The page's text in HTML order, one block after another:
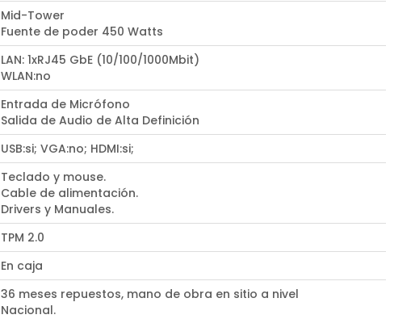
Mid-Tower
Fuente de poder 450 Watts
LAN: 1xRJ45 GbE (10/100/1000Mbit)
WLAN:no
Entrada de Micrófono
Salida de Audio de Alta Definición
USB:si; VGA:no; HDMI:si;
Teclado y mouse.
Cable de alimentación.
Drivers y Manuales.
TPM 2.0
En caja
36 meses repuestos, mano de obra en sitio a nivel
Nacional.